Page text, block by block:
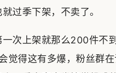
过季下架，不卖了。
次上架就那么200件不
觉得这有多爆，粉丝群